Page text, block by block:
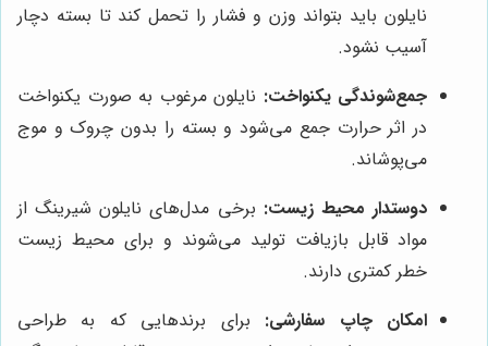
نایلون باید بتواند وزن و فشار را تحمل کند تا بسته دچار
آسیب نشود.
جمع‌شوندگی یکنواخت: نایلون مرغوب به صورت یکنواخت
در اثر حرارت جمع می‌شود و بسته را بدون چروک و موج
می‌پوشاند.
دوستدار محیط زیست: برخی مدل‌های نایلون شیرینگ از
مواد قابل بازیافت تولید می‌شوند و برای محیط زیست
خطر کمتری دارند.
امکان چاپ سفارشی: برای برندهایی که به طراحی